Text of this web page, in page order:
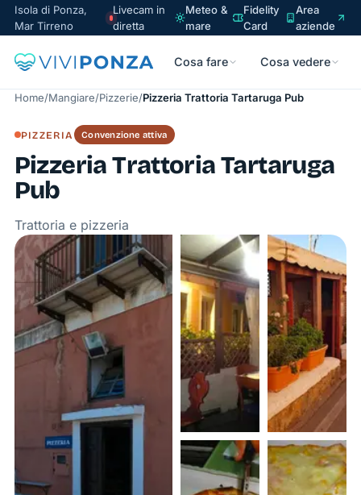
Isola di Ponza,
Mar Tirreno
Livecam in
diretta
Meteo &
mare
Fidelity
Card
Area
aziende
Cosa fare Cosa vedere
Home/Mangiare/Pizzerie/Pizzeria Trattoria Tartaruga Pub
PIZZERIA Convenzione attiva
Pizzeria Trattoria Tartaruga
Pub
Trattoria e pizzeria